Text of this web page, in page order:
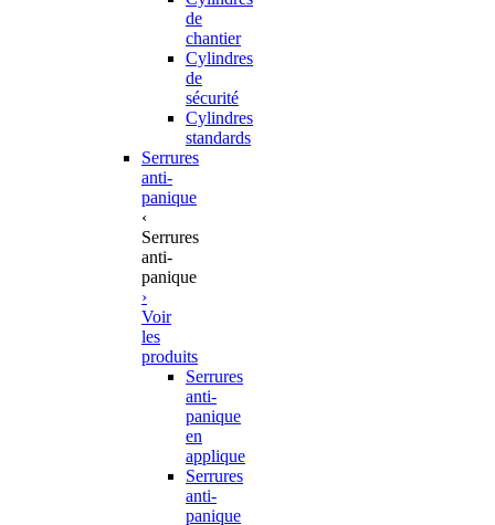
de
chantier
Cylindres
de
sécurité
Cylindres
standards
Serrures
anti-
panique
‹
Serrures
anti-
panique
›
Voir
les
produits
Serrures
anti-
panique
en
applique
Serrures
anti-
panique